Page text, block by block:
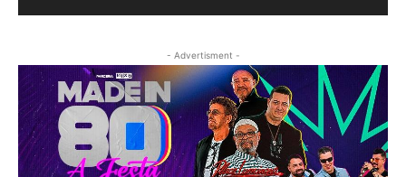
- Advertisment -